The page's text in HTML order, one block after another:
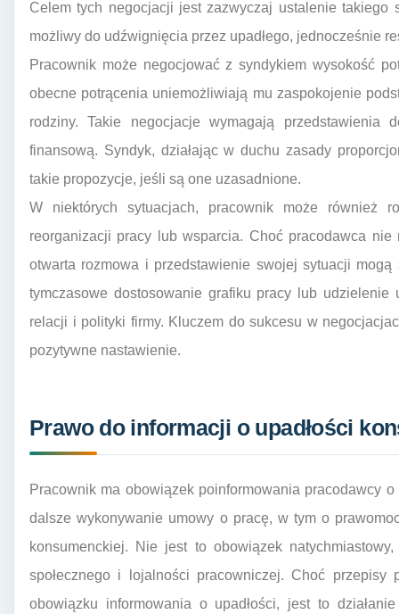
Celem tych negocjacji jest zazwyczaj ustalenie takiego
możliwy do udźwignięcia przez upadłego, jednocześnie
Pracownik może negocjować z syndykiem wysokość
obecne potrącenia uniemożliwiają mu zaspokojenie
rodziny. Takie negocjacje wymagają przedstawienia
finansową. Syndyk, działając w duchu zasady
takie propozycje, jeśli są one uzasadnione.
W niektórych sytuacjach, pracownik może również
reorganizacji pracy lub wsparcia. Choć pracodawca
otwarta rozmowa i przedstawienie swojej sytuacji mogą
tymczasowe dostosowanie grafiku pracy lub
relacji i polityki firmy. Kluczem do sukcesu w
pozytywne nastawienie.
Prawo do informacji o upadłości
Pracownik ma obowiązek poinformowania pracodawcy
dalsze wykonywanie umowy o pracę, w tym o
konsumenckiej. Nie jest to obowiązek
społecznego i lojalności pracowniczej. Choć przepisy
obowiązku informowania o upadłości, jest to